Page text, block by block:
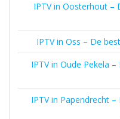
IPTV in Oosterhout –
IPTV in Oss – De
IPTV in Oude Pekela
IPTV in Papendrecht